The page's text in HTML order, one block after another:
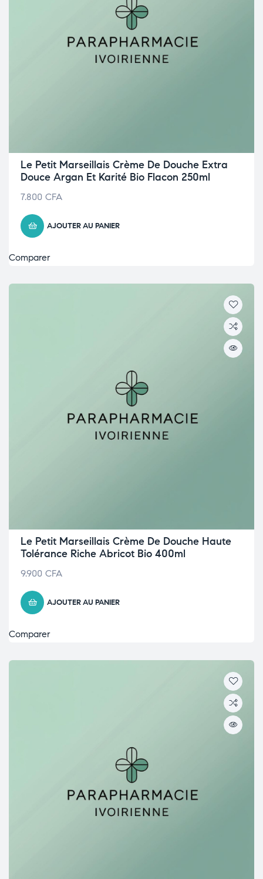
Le Petit Marseillais Crème De Douche Extra
Douce Argan Et Karité Bio Flacon 250ml
7.800 CFA
AJOUTER AU PANIER
Comparer
Le Petit Marseillais Crème De Douche Haute
Tolérance Riche Abricot Bio 400ml
9.900 CFA
AJOUTER AU PANIER
Comparer